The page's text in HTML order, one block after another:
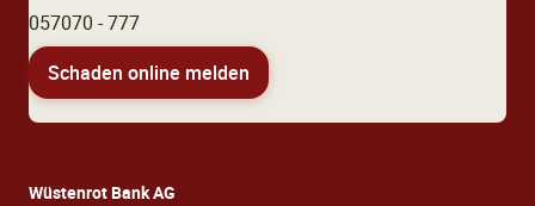
057070 - 777
Schaden online melden
Wüstenrot Bank AG